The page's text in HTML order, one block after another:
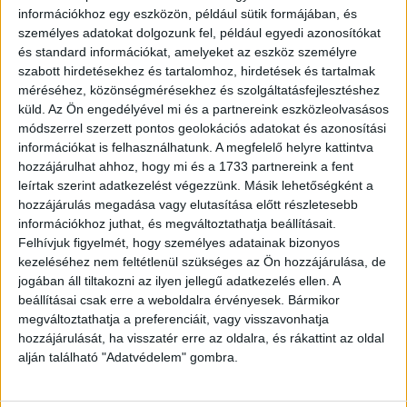
információkhoz egy eszközön, például sütik formájában, és
személyes adatokat dolgozunk fel, például egyedi azonosítókat
és standard információkat, amelyeket az eszköz személyre
szabott hirdetésekhez és tartalomhoz, hirdetések és tartalmak
méréséhez, közönségmérésekhez és szolgáltatásfejlesztéshez
küld. Az Ön engedélyével mi és a partnereink eszközleolvasásos
módszerrel szerzett pontos geolokációs adatokat és azonosítási
információkat is felhasználhatunk. A megfelelő helyre kattintva
hozzájárulhat ahhoz, hogy mi és a 1733 partnereink a fent
leírtak szerint adatkezelést végezzünk. Másik lehetőségként a
hozzájárulás megadása vagy elutasítása előtt részletesebb
információkhoz juthat, és megváltoztathatja beállításait.
Felhívjuk figyelmét, hogy személyes adatainak bizonyos
kezeléséhez nem feltétlenül szükséges az Ön hozzájárulása, de
jogában áll tiltakozni az ilyen jellegű adatkezelés ellen. A
beállításai csak erre a weboldalra érvényesek. Bármikor
megváltoztathatja a preferenciáit, vagy visszavonhatja
hozzájárulását, ha visszatér erre az oldalra, és rákattint az oldal
alján található "Adatvédelem" gombra.
68472
262+(1)p.
Korabeli félvászon-kötésben.
Address: Hungary, 1053 Budapest, Múzeum krt. 13-15.
Telephone: +36 1 317 3514
Open
: monday-friday 10-18, saturday 10-14